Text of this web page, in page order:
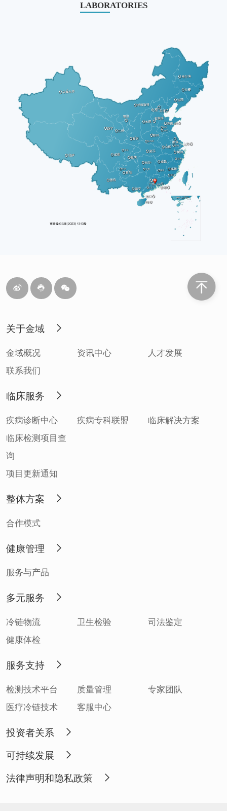
LABORATORIES
关于金域
金域概况 资讯中心
人才发展
联系我们
临床服务
疾病诊断中心 疾病专科联盟
临床解决方案
临床检测项目查
询
项目更新通知
整体方案
合作模式
健康管理
服务与产品
多元服务
冷链物流 卫生检验
司法鉴定
健康体检
服务支持
检测技术平台 质量管理
专家团队
医疗冷链技术
客服中心
投资者关系
可持续发展
法律声明和隐私政策